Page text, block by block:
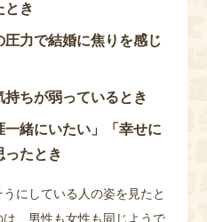
とき
力で結婚に焦りを感じ
ちが弱っているとき
緒にいたい」「幸せに
ったとき
にしている人の姿を見たと
、男性も女性も同じようで